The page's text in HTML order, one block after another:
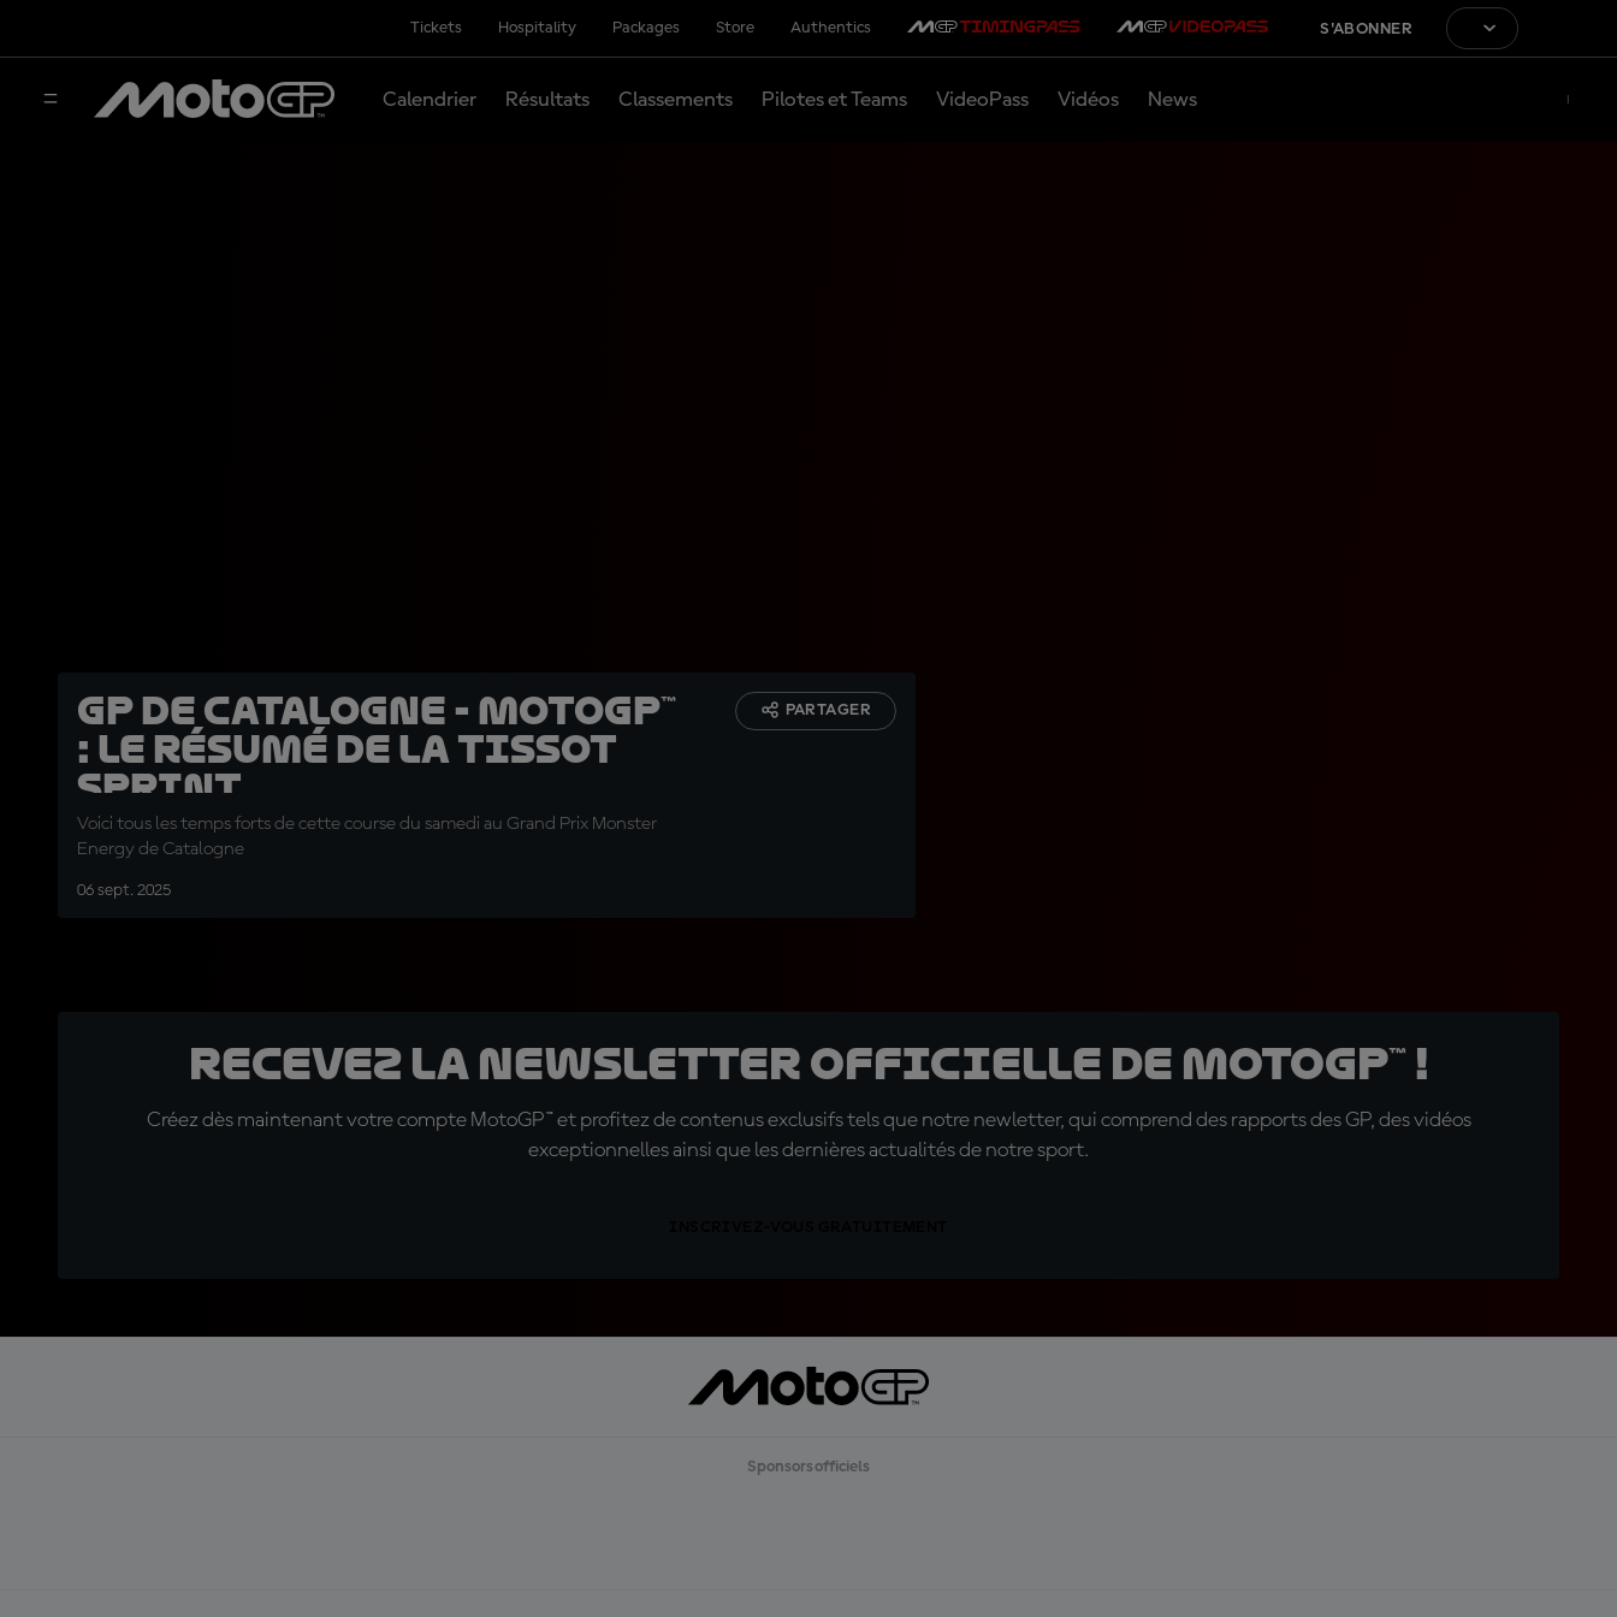
Tickets Hospitality Packages Store Authentics S'ABONNER
Calendrier Résultats Classements Pilotes et Teams VideoPass Vidéos News
GP de Catalogne - MotoGP™
: le résumé de la Tissot
Sprint
Voici tous les temps forts de cette course du samedi au Grand Prix Monster
Energy de Catalogne
06 sept. 2025
PARTAGER
Recevez la Newsletter officielle de MotoGP™ !
Créez dès maintenant votre compte MotoGP™ et profitez de contenus exclusifs tels que notre newletter, qui comprend des rapports des GP, des vidéos
exceptionnelles ainsi que les dernières actualités de notre sport.
Sponsors officiels